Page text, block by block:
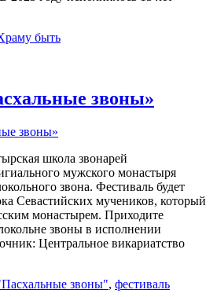
быть
звоны»
школа звонарей
мужского монастыря
звона. Фестиваль будет
Севастийских мучеников, который
монастырем. Приходите
звоны в исполнении
Центральное викариатство
звоны", фестиваль